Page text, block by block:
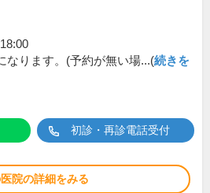
なります。(予約が無い場...(続きを
初診・再診電話受付
院の詳細をみる